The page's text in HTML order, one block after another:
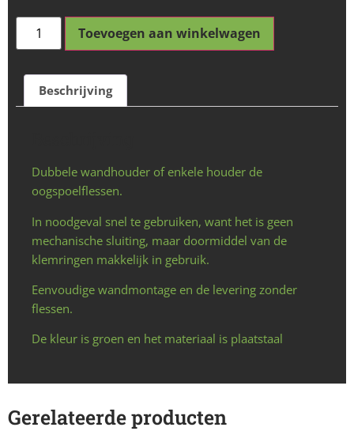
Toevoegen aan winkelwagen
Beschrijving
Dubbele wandhouder of enkele houder de
oogspoelflessen.
In noodgeval snel te gebruiken, want het is geen
mechanische sluiting, maar doormiddel van de
klemringen makkelijk in gebruik.
Eenvoudige wandmontage en de levering zonder
flessen.
De kleur is groen en het materiaal is plaatstaal
Gerelateerde producten